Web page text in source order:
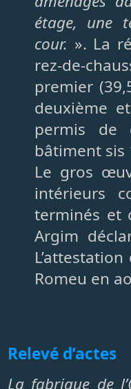
étage, une
cour. ». La
rez-de-
premier
deuxième
permis de
bâtiment sis
Le gros
intérieurs
terminés et
Argim
Romeu en
Relevé d’actes
La fabrique de